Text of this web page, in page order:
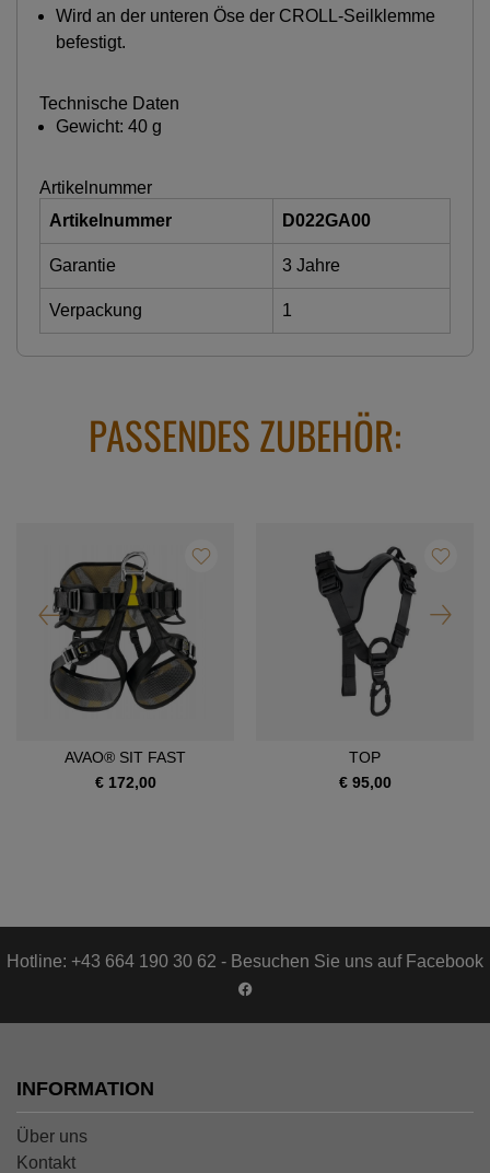
Wird an der unteren Öse der CROLL-Seilklemme
befestigt.
Technische Daten
Gewicht: 40 g
Artikelnummer
Artikelnummer
D022GA00
Garantie 3 Jahre
Verpackung 1
PASSENDES ZUBEHÖR:
AVAO® SIT FAST
€ 172,00
TOP
€ 95,00
Hotline: +43 664 190 30 62 - Besuchen Sie uns auf Facebook
INFORMATION
Über uns
Kontakt